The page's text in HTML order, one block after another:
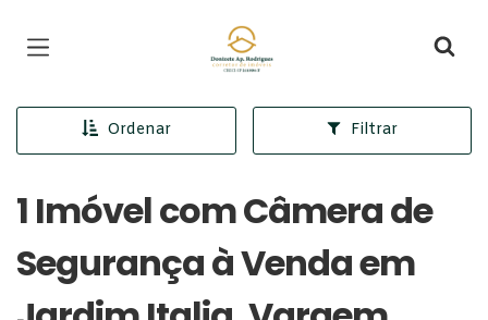
Página inicial
Ordenar Filtrar
1 Imóvel com Câmera de
Segurança à Venda em